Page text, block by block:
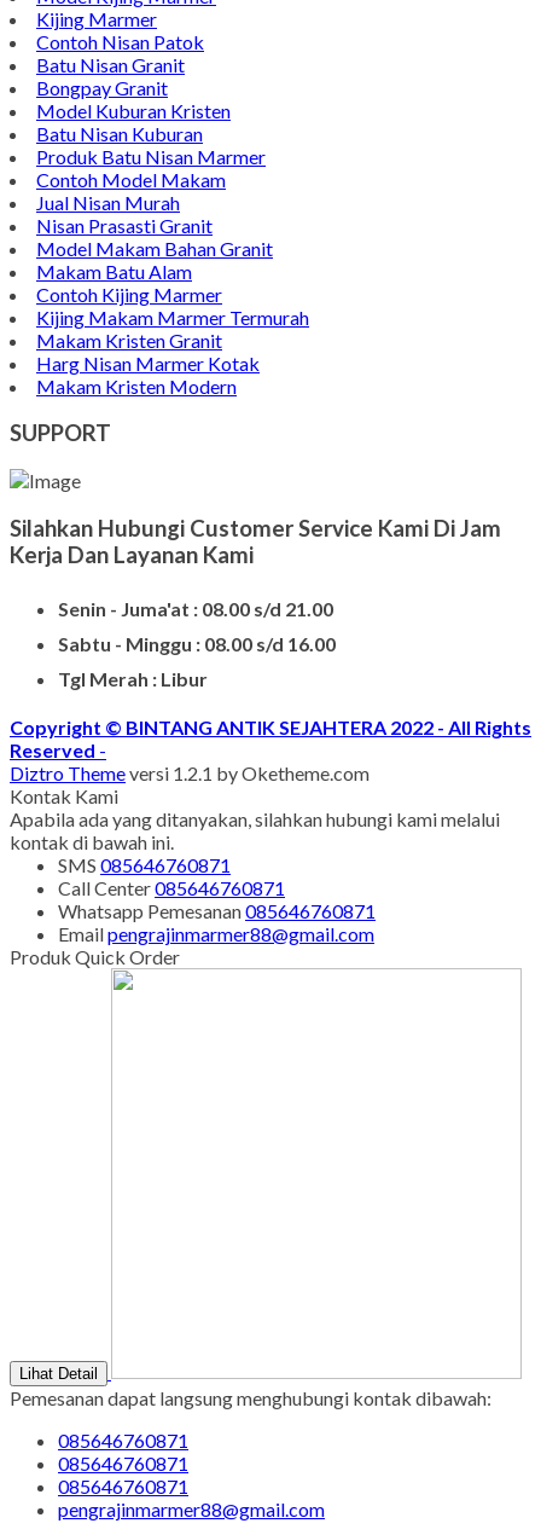
Model Plakat Vandel Unik
Contoh Vandel
Contoh Nisan Batu Kali
Batu Nisan Granit Hitam
Model Batu Nisan
Kijing Makam Marmer
Nisan Marmer
Prasasti Granit
Jual Prasasti Marmer
Nisan Salib
Jual Prasasti Granit
Nisan Batu Salib Murah
Model Kijing Marmer
Kijing Marmer
Contoh Nisan Patok
Batu Nisan Granit
Bongpay Granit
Model Kuburan Kristen
Batu Nisan Kuburan
Produk Batu Nisan Marmer
Jual Nisan Murah
Nisan Prasasti Granit
Model Makam Bahan Granit
Makam Batu Alam
Kijing Makam Marmer Termurah
Harg Nisan Marmer Kotak
Makam Kristen Modern
SUPPORT
Silahkan Hubungi Customer Service Kami Di Jam
Kerja Dan Layanan Kami
Senin - Juma'at : 08.00 s/d 21.00
Sabtu - Minggu : 08.00 s/d 16.00
Tgl Merah : Libur